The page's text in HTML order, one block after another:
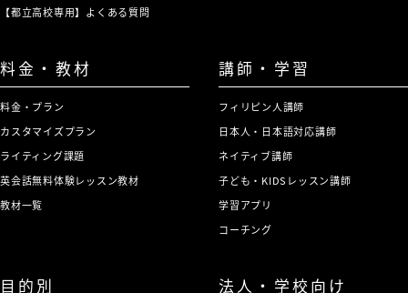
【都立高校専用】よくある質問
料金・教材
料金・プラン
カスタマイズプラン
ライティング課題
英会話無料体験レッスン教材
教材一覧
講師・学習
フィリピン人講師
日本人・日本語対応講師
ネイティブ講師
子ども・KIDSレッスン講師
学習アプリ
コーチング
目的別 法人・学校向け